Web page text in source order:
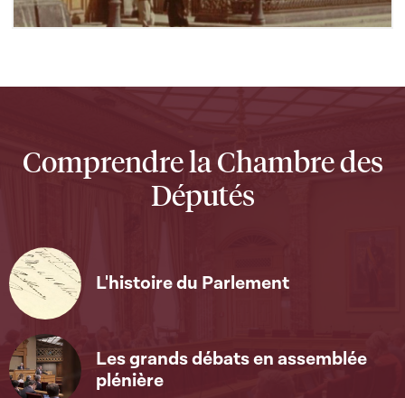
Comprendre la Chambre des
Députés
L'histoire du Parlement
Les grands débats en assemblée
plénière